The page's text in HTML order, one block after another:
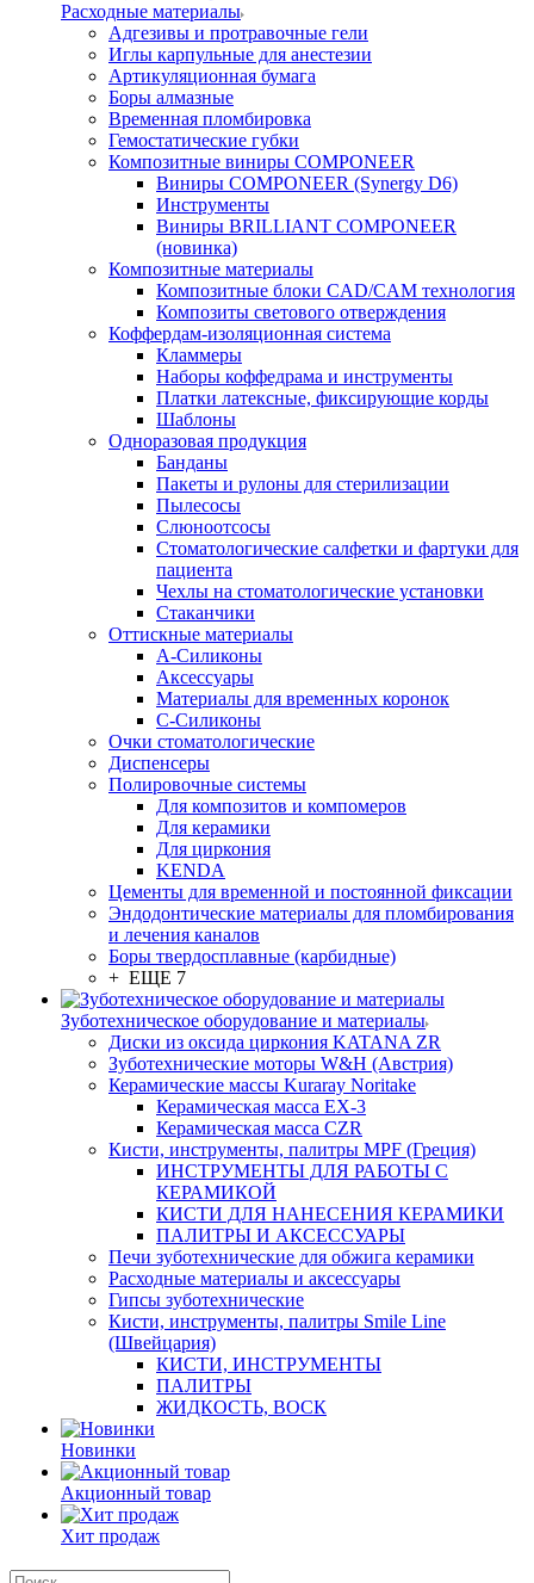
Расходные материалы
Адгезивы и протравочные гели
Иглы карпульные для анестезии
Артикуляционная бумага
Боры алмазные
Временная пломбировка
Гемостатические губки
Композитные виниры COMPONEER
Виниры COMPONEER (Synergy D6)
Инструменты
Виниры BRILLIANT COMPONEER
(новинка)
Композитные материалы
Композитные блоки CAD/СAM технология
Композиты светового отверждения
Коффердам-изоляционная система
Кламмеры
Наборы коффедрама и инструменты
Платки латексные, фиксирующие корды
Шаблоны
Одноразовая продукция
Банданы
Пакеты и рулоны для стерилизации
Пылесосы
Слюноотсосы
Стоматологические салфетки и фартуки для
пациента
Чехлы на стоматологические установки
Стаканчики
Оттискные материалы
А-Силиконы
Аксессуары
Материалы для временных коронок
С-Силиконы
Очки стоматологические
Диспенсеры
Полировочные системы
Для композитов и компомеров
Для керамики
Для циркония
KENDA
Цементы для временной и постоянной фиксации
Эндодонтические материалы для пломбирования
и лечения каналов
Боры твердосплавные (карбидные)
+ ЕЩЕ 7
Зуботехническое оборудование и материалы
Диски из оксида циркония KATANA ZR
Зуботехнические моторы W&H (Австрия)
Керамические массы Kuraray Noritake
Керамическая масса EX-3
Керамическая масса CZR
Кисти, инструменты, палитры MPF (Греция)
ИНСТРУМЕНТЫ ДЛЯ РАБОТЫ С
КЕРАМИКОЙ
КИСТИ ДЛЯ НАНЕСЕНИЯ КЕРАМИКИ
ПАЛИТРЫ И АКСЕССУАРЫ
Печи зуботехнические для обжига керамики
Расходные материалы и аксессуары
Гипсы зуботехнические
Кисти, инструменты, палитры Smile Line
(Швейцария)
КИСТИ, ИНСТРУМЕНТЫ
ПАЛИТРЫ
ЖИДКОСТЬ, ВОСК
Новинки
Акционный товар
Хит продаж